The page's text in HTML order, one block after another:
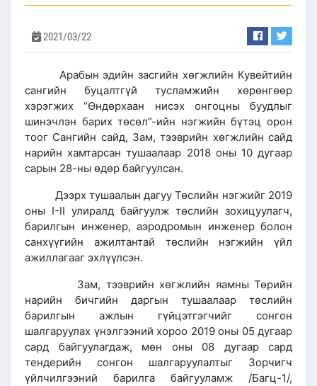
2021/03/22
Арабын эдийн засгийн хөгжлийн Кувейтийн
сангийн буцалтгүй тусламжийн хөрөнгөөр
хэрэгжих “Өндөрхаан нисэх онгоцны буудлыг
шинэчлэн барих төсөл”-ийн нэгжийн бүтэц орон
тоог Сангийн сайд, Зам, тээврийн хөгжлийн сайд
нарийн хамтарсан тушаалаар 2018 оны 10 дугаар
сарын 28-ны өдөр байгуулсан.
Дээрх тушаалын дагуу Төслийн нэгжийг 2019
оны I-II улиралд байгуулж төслийн зохицуулагч,
барилгын инженер, аэродромын инженер болон
санхүүгийн ажилтантай төслийн нэгжийн үйл
ажиллагааг эхлүүлсэн.
Зам, тээврийн хөгжлийн яамны Төрийн
нарийн бичгийн даргын тушаалаар төслийн
барилгын ажлын гүйцэтгэгчийг сонгон
шалгаруулах үнэлгээний хороо 2019 оны 05 дугаар
сард байгуулагдаж, мөн оны 08 дугаар сард
тендерийн сонгон шалгаруулалтыг Зорчигч
үйлчилгээний барилга байгууламж /Багц-1/,